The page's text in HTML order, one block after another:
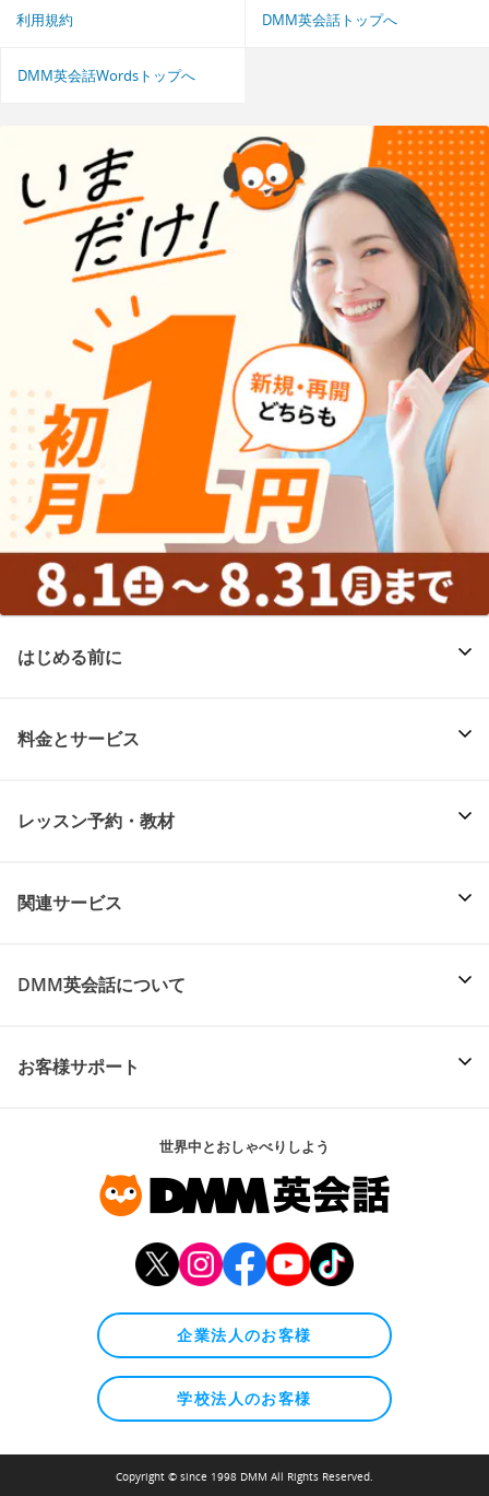
利用規約 DMM英会話トップへ
DMM英会話Wordsトップへ
はじめる前に
料金とサービス
レッスン予約・教材
関連サービス
DMM英会話について
お客様サポート
世界中とおしゃべりしよう
企業法人のお客様
学校法人のお客様
Copyright © since 1998 DMM All Rights Reserved.